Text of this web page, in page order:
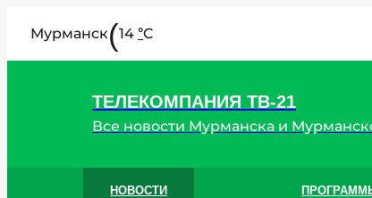
Мурманск(14 °C
ТЕЛЕКОМПАНИЯ ТВ-21
Все новости Мурманска и
НОВОСТИ